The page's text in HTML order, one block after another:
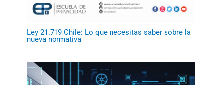
Ley 21.719 Chile: Lo que necesitas saber sobre la
nueva normativa